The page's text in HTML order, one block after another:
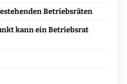
Betriebsräten
kann ein Betriebsrat